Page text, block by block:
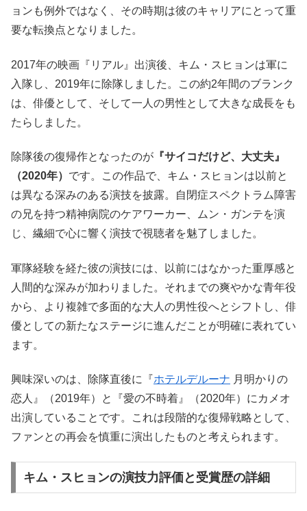
ョンも例外ではなく、その時期は彼のキャリアにとって重
要な転換点となりました。
2017年の映画『リアル』出演後、キム・スヒョンは軍に
入隊し、2019年に除隊しました。この約2年間のブランク
は、俳優として、そして一人の男性として大きな成長をも
たらしました。
除隊後の復帰作となったのが 『サイコだけど、大丈夫』
（2020年） です。この作品で、キム・スヒョンは以前と
は異なる深みのある演技を披露。自閉症スペクトラム障害
の兄を持つ精神病院のケアワーカー、ムン・ガンテを演
じ、繊細で心に響く演技で視聴者を魅了しました。
軍隊経験を経た彼の演技には、以前にはなかった重厚感と
人間的な深みが加わりました。それまでの爽やかな青年役
から、より複雑で多面的な大人の男性役へとシフトし、俳
優としての新たなステージに進んだことが明確に表れてい
ます。
興味深いのは、除隊直後に『ホテルデルーナ 月明かりの
恋人』（2019年）と『愛の不時着』（2020年）にカメオ
出演していることです。これは段階的な復帰戦略として、
ファンとの再会を慎重に演出したものと考えられます。
キム・スヒョンの演技力評価と受賞歴の詳細